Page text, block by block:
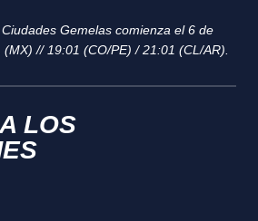
Gemelas comienza el 6 de
// 19:01 (CO/PE) / 21:01 (CL/AR).
LOS